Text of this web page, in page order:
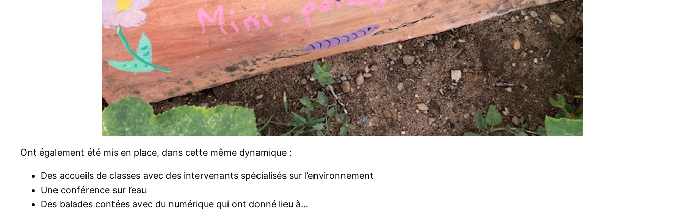
Ont également été mis en place, dans cette même dynamique :
Des accueils de classes avec des intervenants spécialisés sur l’environnement
Une conférence sur l’eau
Des balades contées avec du numérique qui ont donné lieu à…